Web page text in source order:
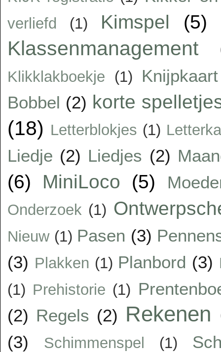
verliefd (1) Kimspel (5)
Klassenmanagement
Klikklakboekje (1)
Knijpkaart
Bobbel (2) korte
(18) Letterblokjes (1)
Liedje (2) Liedjes (2)
(6) MiniLoco (5)
Onderzoek (1)
Nieuw (1) Pasen (3)
(3) Plakken (1) Planbord (3)
(1) Prehistorie (1)
(2) Regels (2) Rekenen
(3) Schimmenspel (1)